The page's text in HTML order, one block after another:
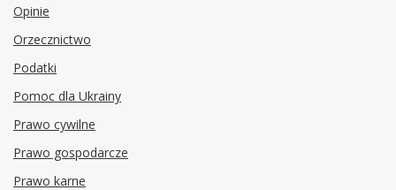
Opinie
Orzecznictwo
Podatki
Pomoc dla Ukrainy
Prawo cywilne
Prawo gospodarcze
Prawo karne